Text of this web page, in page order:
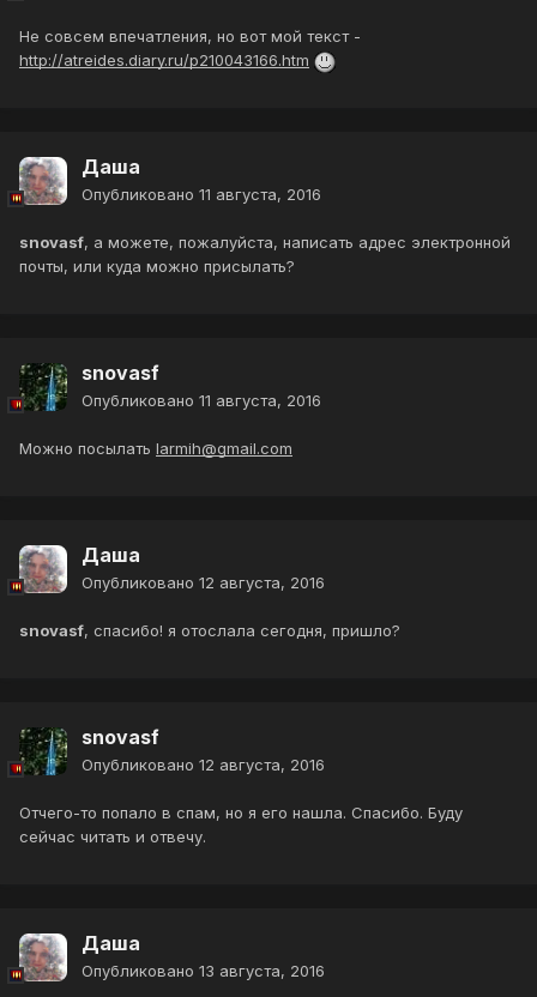
Не совсем впечатления, но вот мой текст -
http://atreides.diary.ru/p210043166.htm
Даша
Опубликовано 11 августа, 2016
snovasf, а можете, пожалуйста, написать адрес электронной
почты, или куда можно присылать?
snovasf
Опубликовано 11 августа, 2016
Можно посылать larmih@gmail.com
Даша
Опубликовано 12 августа, 2016
snovasf, спасибо! я отослала сегодня, пришло?
snovasf
Опубликовано 12 августа, 2016
Отчего-то попало в спам, но я его нашла. Спасибо. Буду
сейчас читать и отвечу.
Даша
Опубликовано 13 августа, 2016